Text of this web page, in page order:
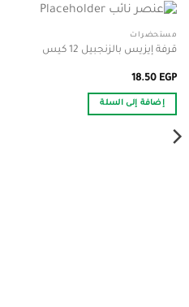
مستحضرات
قرفة إيزيس بالزنجبيل 12 كيس
18.50 EGP
إضافة إلى السلة